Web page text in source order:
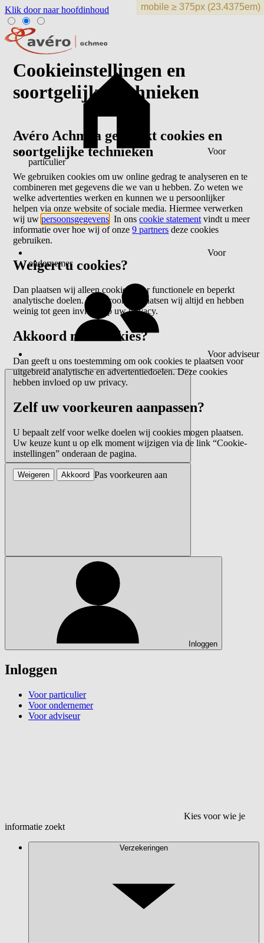
Klik door naar hoofdinhoud
Voor
particulier
Voor
ondernemer
Voor adviseur
Inloggen
Inloggen
Voor particulier
Voor ondernemer
Voor adviseur
Kies voor wie je
informatie zoekt
Verzekeringen
Cookieinstellingen en
soortgelijke technieken
Avéro Achmea gebruikt cookies en
soortgelijke technieken
We gebruiken cookies om uw online gedrag te analyseren en te
combineren met gegevens die we van u hebben. Zo weten we
welke advertenties werken en kunnen we u persoonlijker
helpen via onze website of sociale media. Hiermee verwerken
wij uwpersoonsgegevens . In onscookie statement vindt u meer
informatie over hoe wij of onze9 partners deze cookies
gebruiken.
Weigert u cookies?
Dan plaatsen wij alleen cookies voor functionele en beperkt
analytische doelen. Deze cookies plaatsen wij altijd en hebben
weinig tot geen invloed op uw privacy.
Akkoord met cookies?
Dan geeft u ons toestemming om ook cookies te plaatsen voor
uitgebreid analytische en advertentiedoelen. Deze cookies
hebben invloed op uw privacy.
Zelf uw voorkeuren aanpassen?
U bepaalt zelf voor welke doelen wij cookies mogen plaatsen.
Uw keuze kunt u op elk moment wijzigen via de link “Cookie-
instellingen” onderaan de pagina.
Pas voorkeuren aan
Weigeren Akkoord